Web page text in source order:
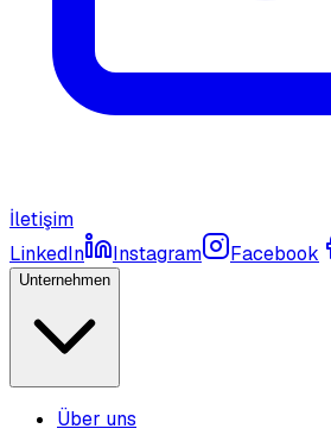
İletişim
LinkedIn
Instagram Facebook
Unternehmen
Über uns